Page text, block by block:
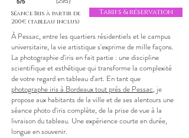
Séance Iris à partir de
200€ (tableau inclus)
Tarifs & réservation
À Pessac, entre les quartiers résidentiels et le campus
universitaire, la vie artistique s'exprime de mille façons.
La photographie d'iris en fait partie : une discipline
scientifique et esthétique qui transforme la complexité
de votre regard en tableau d'art. En tant que
photographe iris à Bordeaux tout près de Pessac, je
propose aux habitants de la ville et de ses alentours une
séance photo d'iris complète, de la prise de vue à la
livraison du tableau. Une expérience courte en durée,
longue en souvenir.